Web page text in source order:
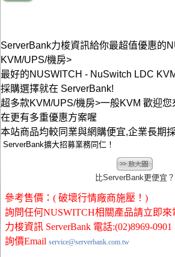
ServerBank力梭資訊給你最超值優惠的
KVM/UPS/機房>
最好的NUSWITCH - NuSwitch LDC
採購選擇就在 ServerBank!
超多款KVM/UPS/機房>一般KVM 歡迎
在更有多重優惠方案喔
本站商品均較同業與網購便宜,企業長期
ServerBank擴大招募業務同仁！
比ServerBank更便宜？
參考售價：( 破壞行情廠商施壓！)
詢問任何NUSWITCH相關產品請立即來
力梭資訊 ServerBank 電話:(02)8969-0901
詢價Email service@serverbank.com.tw